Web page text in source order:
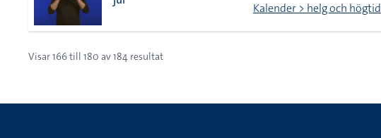
Kalender > helg och högtid
Visar166till 180 av184 resultat